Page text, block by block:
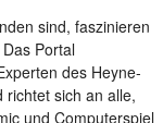
sind, faszinieren
Portal
des Heyne-
richtet sich an alle,
und Computerspiel